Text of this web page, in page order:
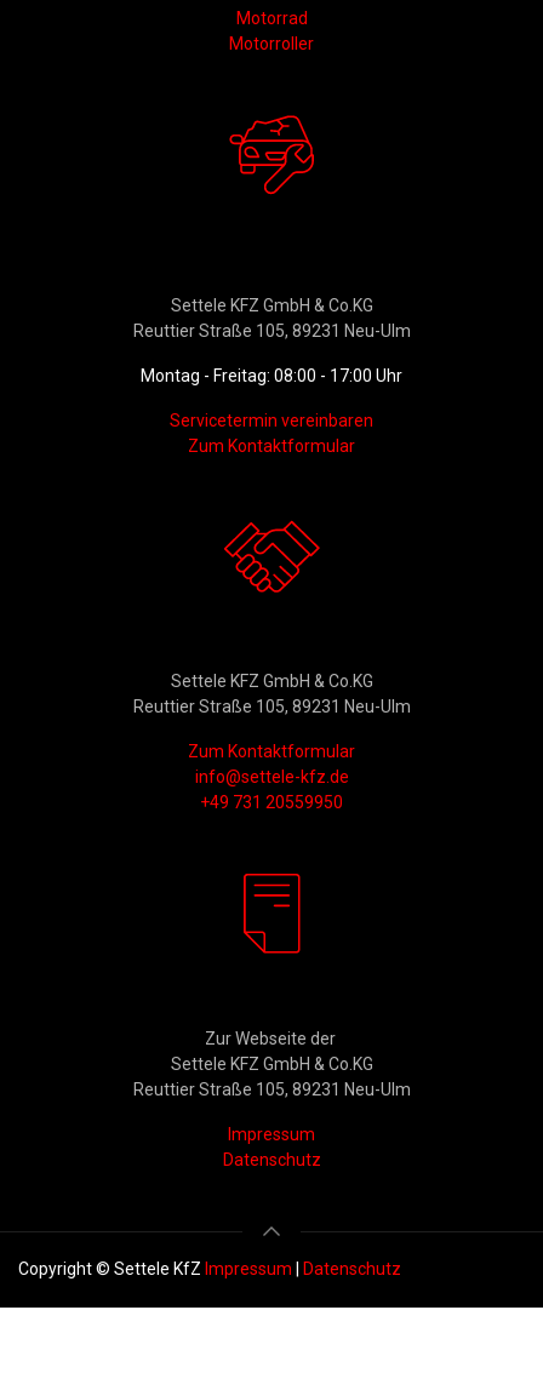
Motorrad
Motorroller
Settele KFZ GmbH & Co.KG
Reuttier Straße 105, 89231 Neu-Ulm
Montag - Freitag: 08:00 - 17:00 Uhr
Servicetermin vereinbaren
Zum Kontaktformular
Settele KFZ GmbH & Co.KG
Reuttier Straße 105, 89231 Neu-Ulm
Zum Kontaktformular
info@settele-kfz.de
+49 731 20559950
Zur Webseite der
Settele KFZ GmbH & Co.KG
Reuttier Straße 105, 89231 Neu-Ulm
Impressum
Datenschutz
Copyright © Settele KfZ Impressum Datenschutz